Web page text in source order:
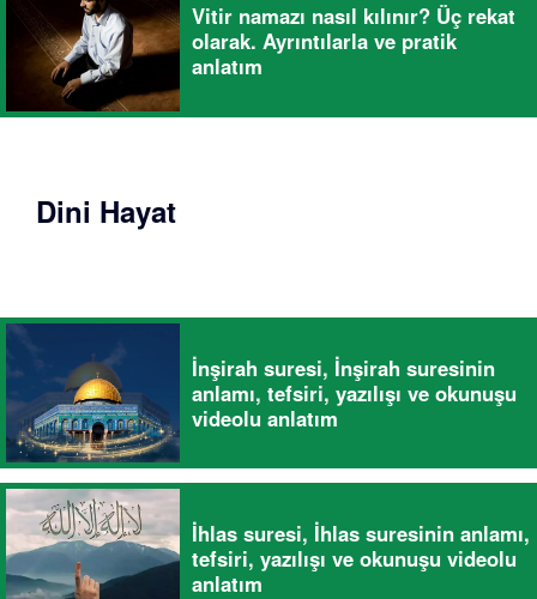
Vitir namazı nasıl kılınır? Üç rekat
olarak. Ayrıntılarla ve pratik
anlatım
Dini Hayat
İnşirah suresi, İnşirah suresinin
anlamı, tefsiri, yazılışı ve okunuşu
videolu anlatım
İhlas suresi, İhlas suresinin anlamı,
tefsiri, yazılışı ve okunuşu videolu
anlatım